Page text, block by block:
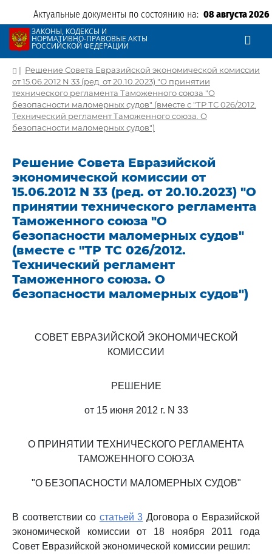
Актуальные документы по состоянию на: 08 августа 2026
ЗАКОНЫ, КОДЕКСЫ И
НОРМАТИВНО-ПРАВОВЫЕ АКТЫ
РОССИЙСКОЙ ФЕДЕРАЦИИ
| Решение Совета Евразийской экономической комиссии
от 15.06.2012 N 33 (ред. от 20.10.2023) "О принятии
технического регламента Таможенного союза "О
безопасности маломерных судов" (вместе с "ТР ТС 026/2012.
Технический регламент Таможенного союза. О
безопасности маломерных судов")
Решение Совета Евразийской
экономической комиссии от
15.06.2012 N 33 (ред. от 20.10.2023) "О
принятии технического регламента
Таможенного союза "О
безопасности маломерных судов"
(вместе с "ТР ТС 026/2012.
Технический регламент
Таможенного союза. О
безопасности маломерных судов")
СОВЕТ ЕВРАЗИЙСКОЙ ЭКОНОМИЧЕСКОЙ
КОМИССИИ
РЕШЕНИЕ
от 15 июня 2012 г. N 33
О ПРИНЯТИИ ТЕХНИЧЕСКОГО РЕГЛАМЕНТА
ТАМОЖЕННОГО СОЮЗА
"О БЕЗОПАСНОСТИ МАЛОМЕРНЫХ СУДОВ"
В соответствии со статьей 3 Договора о Евразийской
экономической комиссии от 18 ноября 2011 года
Совет Евразийской экономической комиссии решил: